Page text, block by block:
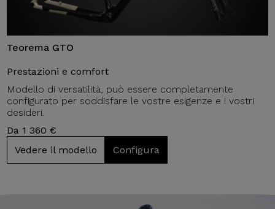
Teorema GTO
Prestazioni e comfort
Modello di versatilità, può essere completamente
configurato per soddisfare le vostre esigenze e i vostri
desideri.
Da 1 360 €
Vedere il modello
Configura